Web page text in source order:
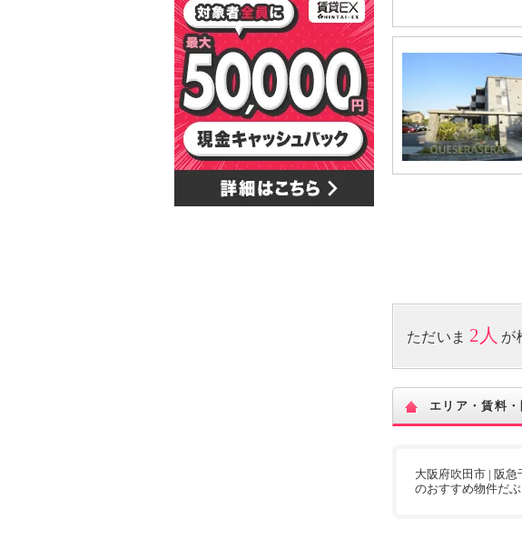
ただいま 2人 が
エリア・賃料
大阪府吹田市 | 阪急
のおすすめ物件だぶ